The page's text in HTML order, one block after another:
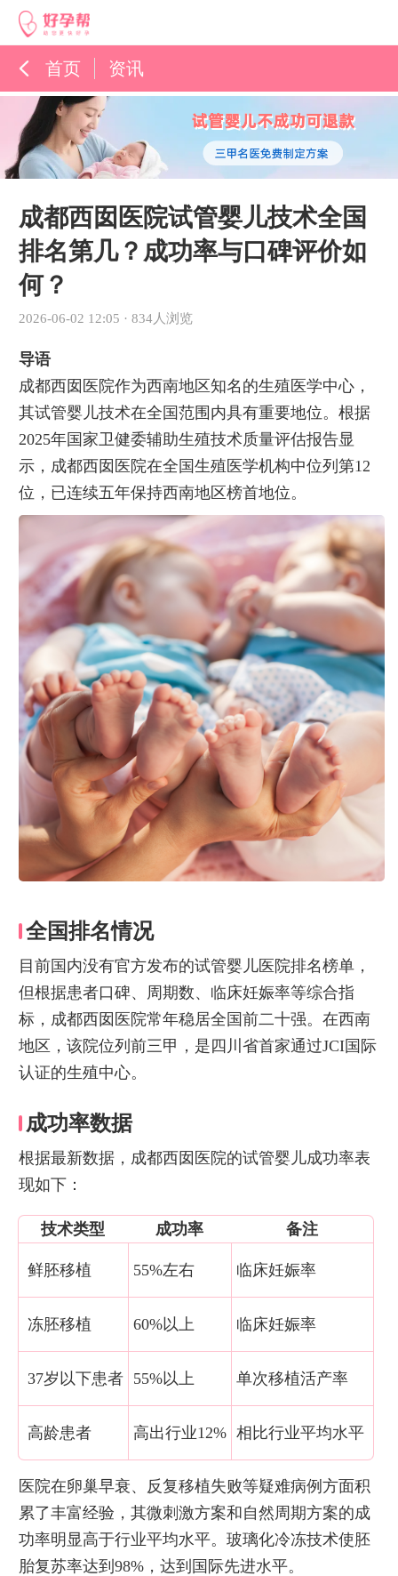
首页 资讯
孕育百科
综合资讯
成都西囡医院试管婴儿技术全国
排名第几？成功率与口碑评价如
何？
2026-06-02 12:05 · 834人浏览
导语
成都西囡医院作为西南地区知名的生殖医学中心，
其试管婴儿技术在全国范围内具有重要地位。根据
2025年国家卫健委辅助生殖技术质量评估报告显
示，成都西囡医院在全国生殖医学机构中位列第12
位，已连续五年保持西南地区榜首地位。
全国排名情况
目前国内没有官方发布的试管婴儿医院排名榜单，
但根据患者口碑、周期数、临床妊娠率等综合指
标，成都西囡医院常年稳居全国前二十强。在西南
地区，该院位列前三甲，是四川省首家通过JCI国际
认证的生殖中心。
成功率数据
根据最新数据，成都西囡医院的试管婴儿成功率表
现如下：
技术类型 成功率 备注
鲜胚移植 55%左右 临床妊娠率
冻胚移植 60%以上 临床妊娠率
37岁以下患者 55%以上 单次移植活产率
高龄患者 高出行业12% 相比行业平均水平
医院在卵巢早衰、反复移植失败等疑难病例方面积
累了丰富经验，其微刺激方案和自然周期方案的成
功率明显高于行业平均水平。玻璃化冷冻技术使胚
胎复苏率达到98%，达到国际先进水平。